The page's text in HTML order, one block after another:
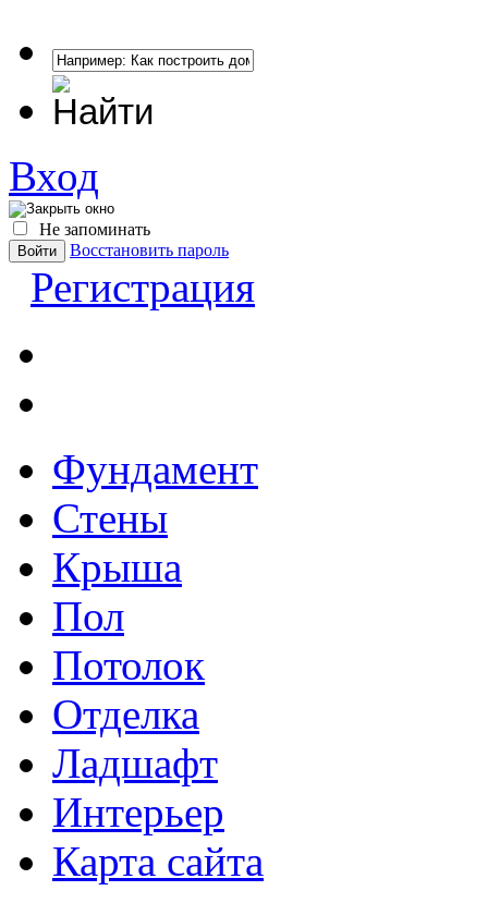
Вход
Не запоминать
Восстановить пароль
Регистрация
Фундамент
Стены
Крыша
Пол
Потолок
Отделка
Ладшафт
Интерьер
Карта сайта